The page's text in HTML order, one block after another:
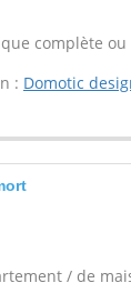
complète
: Domotic
/ de